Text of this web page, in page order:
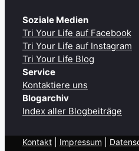
Soziale Medien
Tri Your Life auf Facebook
Tri Your Life auf Instagram
Tri Your Life Blog
Service
Kontaktiere uns
Blogarchiv
Index aller Blogbeiträge
Kontakt Impressum